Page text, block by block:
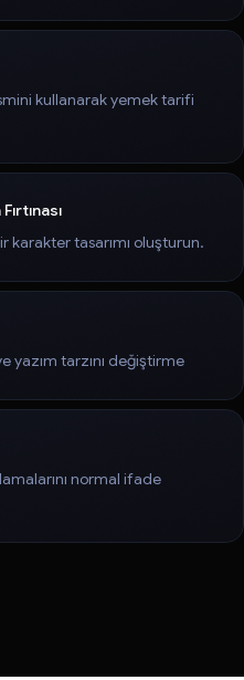
kullanarak yemek tarifi
karakter tasarımı oluşturun.
yazım tarzını değiştirme
normal ifade